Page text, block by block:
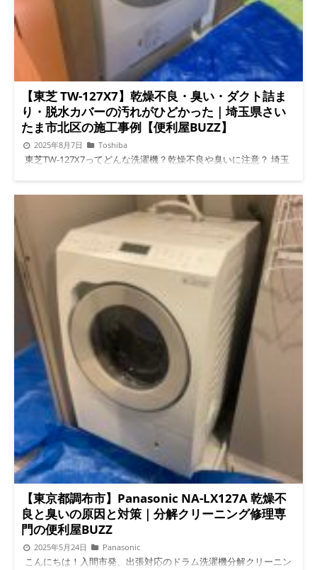
【東芝 TW-127X7】乾燥不良・臭い・ダクト詰ま
り・脱水カバーの汚れがひどかった｜埼玉県さい
たま市北区の施工事例【便利屋BUZZ】
2025年8月7日 Toshiba
東芝TW-127X7ってどんな洗濯機？乾燥不良や臭いに注意？ 埼玉
ました。 使用されていたのは、東芝 TW-127X7というドラム式洗
濯機。乾燥機能付きで人気の機種ですが、分解してみて初めてわ
かるトラブルが多いのも事実です。 今回は、実際の作業を通し
て見えた以下の症状について解説していきます。 乾燥不良の原
因 ニオイの元 ダクトの埃詰まり 脱水カバーの汚れの蓄積 どれも
見た目では判断しづらいですが、放置すると乾燥機能の故障や異
臭トラブルにつながります。お使いの洗濯機が同じ型番の方、似
たような症状でお困りの方はぜひ参考にしてください。 乾燥不
良の原因は「ダクトの埃」と「湿気のこもり」 乾燥がうまくい
かない場合、内部の空気の流れが悪くなっている可能性が高いで
す。この東芝 TW-127X7のようなモデルでは、ヒートポンプ乾燥
式が採用されており、空気の通り道となるダクトに埃が溜まりや
すい構造になっています。 今回の現場でも、乾燥用の送風ダク
トがホコリでぎっしり詰まっていました。それにより空気の流れ
が止まり、熱がこもっても水分が逃げず、衣類が乾かない状態に
なっていました。 乾燥にかかる時間が長くなった場合、洗濯物
の量を疑う前に、ダクトの埃詰まりを疑うべきです。 【ダクト
詰まり】 洗濯機が臭いのは「カビ」と「雑菌」が原因 「乾いた
はずなのに生乾きのニオイがする」「ドアを開けたときにむわっ
と臭う」 このようなニオイの正体は、内部にこびりついたカビ
や雑菌の繁殖です。特に東芝TW-127X7のように乾燥機能を日常
的に使う機種では、湿気のこもりや水滴の残留が起こりやすくな
っています。 ダクト内、フィルター、脱水カバーなど、水分が
残りやすい場所に菌が繁殖しやすくなるのです。 市販の洗濯槽
クリーナーでは落としきれないため、定期的な分解清掃が必要で
す。 【ドラム槽清掃前 カビ付着】 【ドラム槽清掃後】 ダクトに
詰まった埃が乾燥効率を著しく下げる 今回のケースでは、送風
ダクトの内部にホコリとペットの毛が大量に詰まっていました。
【東京都調布市】Panasonic NA-LX127A 乾燥不
良と臭いの原因と対策｜分解クリーニング修理専
門の便利屋BUZZ
2025年5月24日 Panasonic
こんにちは！入間市発、出張対応のドラム洗濯機分解クリーニン